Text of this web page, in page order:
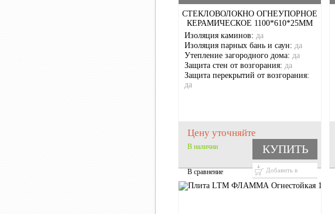
СТЕКЛОВОЛОКНО ОГНЕУПОРНОЕ
КЕРАМИЧЕСКОЕ 1100*610*25ММ
Изоляция каминов: да
Изоляция парных бань и саун: да
Утепление загородного дома: да
Защита стен от возгорания: да
Защита перекрытий от возгорания:
да
Цену уточняйте
В наличии КУПИТЬ
В сравнение Добавить в
корзину